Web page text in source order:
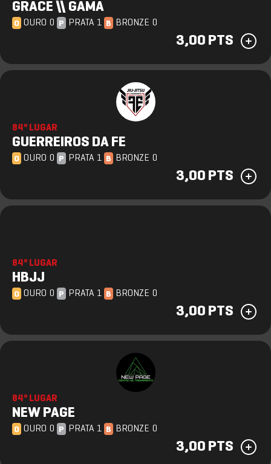
GRACE \\ GAMA
O OURO 0 P PRATA 1 B BRONZE 0
3,00 PTS
84º LUGAR
GUERREIROS DA FE
O OURO 0 P PRATA 1 B BRONZE 0
3,00 PTS
84º LUGAR
HBJJ
O OURO 0 P PRATA 1 B BRONZE 0
3,00 PTS
84º LUGAR
NEW PAGE
O OURO 0 P PRATA 1 B BRONZE 0
3,00 PTS